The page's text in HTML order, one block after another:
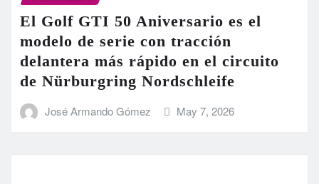
El Golf GTI 50 Aniversario es el
modelo de serie con tracción
delantera más rápido en el circuito
de Nürburgring Nordschleife
José Armando Gómez May 7, 2026